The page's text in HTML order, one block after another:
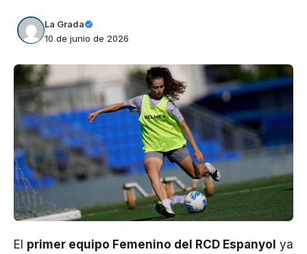
La Grada
10 de junio de 2026
El primer equipo Femenino del RCD Espanyol ya